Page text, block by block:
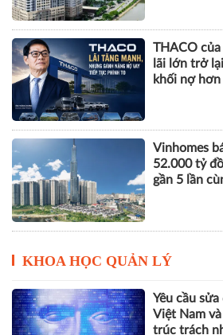
Novaland
khoản thu
đồng trở
THACO của
lãi lớn trở
khối nợ hơn
Vinhomes